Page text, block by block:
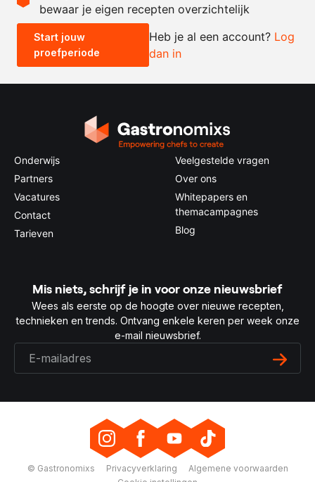
- +
0.5x 1x 2x
bewaar je eigen recepten overzichtelijk
Start jouw
proefperiode
Heb je al een account? Log
dan in
Onderwijs
Partners
Vacatures
Contact
Tarieven
Veelgestelde vragen
Over ons
Whitepapers en
themacampagnes
Blog
Mis niets, schrijf je in voor onze nieuwsbrief
Wees als eerste op de hoogte over nieuwe recepten,
technieken en trends. Ontvang enkele keren per week onze
e-mail nieuwsbrief.
© Gastronomixs Privacyverklaring
Algemene voorwaarden